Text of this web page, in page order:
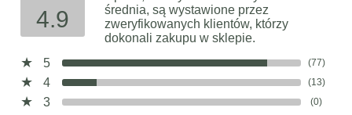
4.9
średnia, są wystawione przez
zweryfikowanych klientów, którzy
dokonali zakupu w sklepie.
5
(77)
4 (13)
3 (0)